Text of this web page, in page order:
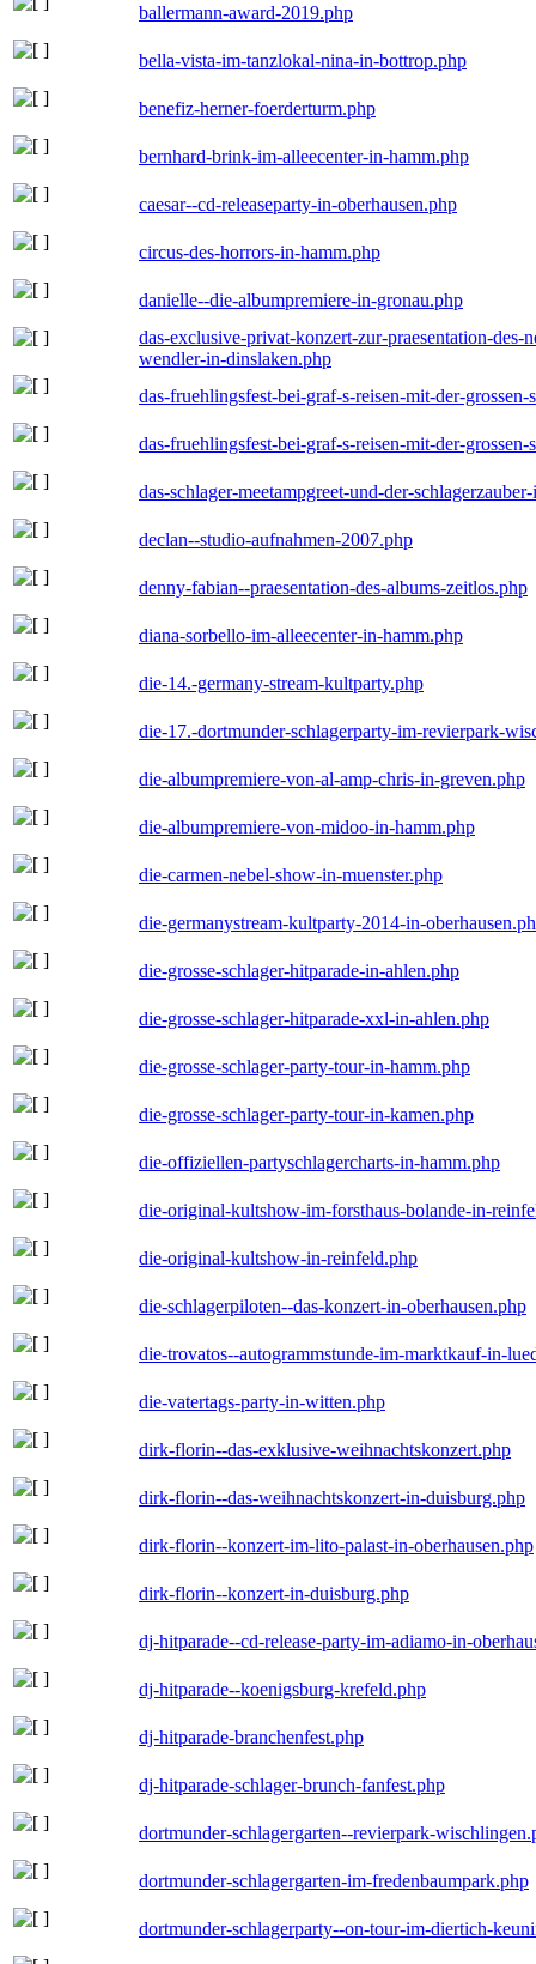
ballermann-award-2019.php
bella-vista-im-tanzlokal-nina-in-bottrop.php
benefiz-herner-foerderturm.php
bernhard-brink-im-alleecenter-in-hamm.php
caesar--cd-releaseparty-in-oberhausen.php
circus-des-horrors-in-hamm.php
danielle--die-albumpremiere-in-gronau.php
das-exclusive-privat-konzert-zur-praesentation-
wendler-in-dinslaken.php
das-fruehlingsfest-bei-graf-s-reisen-mit-der-
das-fruehlingsfest-bei-graf-s-reisen-mit-der-
das-schlager-meetampgreet-und-der-
declan--studio-aufnahmen-2007.php
denny-fabian--praesentation-des-albums-zeitlos.php
diana-sorbello-im-alleecenter-in-hamm.php
die-14.-germany-stream-kultparty.php
die-17.-dortmunder-schlagerparty-im-revierpark-
die-albumpremiere-von-al-amp-chris-in-greven.php
die-albumpremiere-von-midoo-in-hamm.php
die-carmen-nebel-show-in-muenster.php
die-germanystream-kultparty-2014-in-
die-grosse-schlager-hitparade-in-ahlen.php
die-grosse-schlager-hitparade-xxl-in-ahlen.php
die-grosse-schlager-party-tour-in-hamm.php
die-grosse-schlager-party-tour-in-kamen.php
die-offiziellen-partyschlagercharts-in-hamm.php
die-original-kultshow-im-forsthaus-bolande-in-
die-original-kultshow-in-reinfeld.php
die-schlagerpiloten--das-konzert-in-oberhausen.php
die-trovatos--autogrammstunde-im-marktkauf-in-
die-vatertags-party-in-witten.php
dirk-florin--das-exklusive-weihnachtskonzert.php
dirk-florin--das-weihnachtskonzert-in-duisburg.php
dirk-florin--konzert-im-lito-palast-in-oberhausen.php
dirk-florin--konzert-in-duisburg.php
dj-hitparade--cd-release-party-im-adiamo-in-
dj-hitparade--koenigsburg-krefeld.php
dj-hitparade-branchenfest.php
dj-hitparade-schlager-brunch-fanfest.php
dortmunder-schlagergarten--revierpark-
dortmunder-schlagergarten-im-fredenbaumpark.php
dortmunder-schlagerparty--on-tour-im-diertich-